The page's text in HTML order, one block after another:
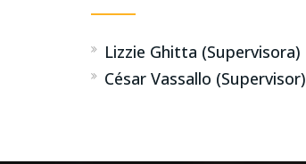
Lizzie Ghitta (Supervisora)
César Vassallo (Supervisor)